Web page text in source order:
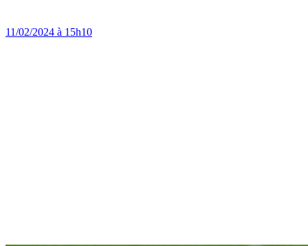
11/02/2024 à 15h10